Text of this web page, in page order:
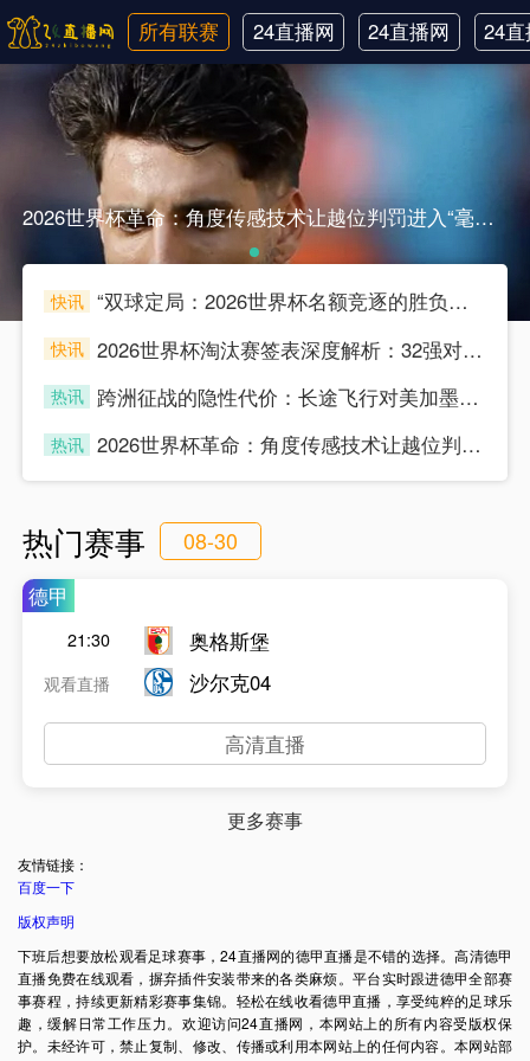
所有联赛
24直播网
英超
24直播网
世界杯
24
韩
2026世界杯革命：角度传感技术让越位判罚进入“毫米级时代”2026世界杯革命：角度传感技术让越位判罚进入“毫米级时代”
快讯
“双球定局：2026世界杯名额竞逐的胜负分水岭”
快讯
2026世界杯淘汰赛签表深度解析：32强对位的底层逻辑与博弈推演
热讯
跨洲征战的隐性代价：长途飞行对美加墨世界杯预选赛球员竞技状态的多维影响分析
热讯
2026世界杯革命：角度传感技术让越位判罚进入“毫米级时代”
热门赛事 08-30
德甲
21:30
观看直播
奥格斯堡
沙尔克04
高清直播
更多赛事
友情链接：
百度一下
版权声明
下班后想要放松观看足球赛事，24直播网的德甲直播是不错的选择。高清德甲
直播免费在线观看，摒弃插件安装带来的各类麻烦。平台实时跟进德甲全部赛
事赛程，持续更新精彩赛事集锦。轻松在线收看德甲直播，享受纯粹的足球乐
趣，缓解日常工作压力。欢迎访问24直播网，本网站上的所有内容受版权保
护。未经许可，禁止复制、修改、传播或利用本网站上的任何内容。本网站部